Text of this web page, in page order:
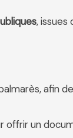
, issues
afin
offrir un